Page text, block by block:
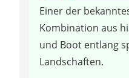
Einer der
Kombination aus
und Boot entlang
Landschaften.